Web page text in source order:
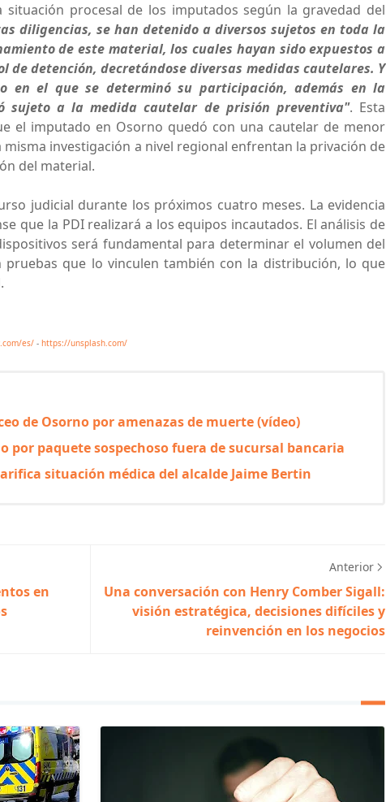
situación procesal de los imputados según la gravedad del
diligencias, se han detenido a diversos sujetos en toda la
de este material, los cuales hayan sido expuestos a
de detención, decretándose diversas medidas cautelares. Y
en el que se determinó su participación, además en la
sujeto a la medida cautelar de prisión preventiva". Esta
el imputado en Osorno quedó con una cautelar de menor
investigación a nivel regional enfrentan la privación de
del material.
judicial durante los próximos cuatro meses. La evidencia
que la PDI realizará a los equipos incautados. El análisis de
será fundamental para determinar el volumen del
pruebas que lo vinculen también con la distribución, lo que
es/ - https://unsplash.com/
de Osorno por amenazas de muerte (vídeo)
por paquete sospechoso fuera de sucursal bancaria
situación médica del alcalde Jaime Bertin
en
Anterior
Una conversación con Henry Comber Sigall:
visión estratégica, decisiones difíciles y
reinvención en los negocios